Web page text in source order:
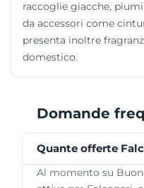
raccoglie giacche,
da accessori come
presenta inoltre
domestico.
Domande
Quante offerte
Al momento su